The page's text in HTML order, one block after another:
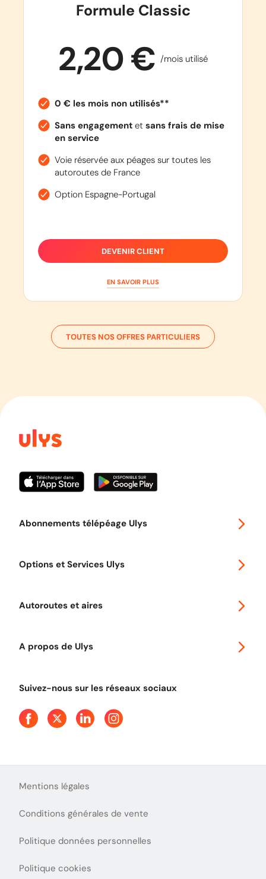
Formule Classic
2,20 € /mois utilisé
0 € les mois non utilisés**
Sans engagementet sans frais de mise
en service
Voie réservée aux péages sur toutes les
autoroutes de France
Option Espagne-Portugal
DEVENIR CLIENT
EN SAVOIR PLUS
TOUTES NOS OFFRES PARTICULIERS
Abonnements télépéage Ulys
Options et Services Ulys
Autoroutes et aires
A propos de Ulys
Presse
Suivez-nous sur les réseaux sociaux
Mentions légales
Conditions générales de vente
Politique données personnelles
Politique cookies